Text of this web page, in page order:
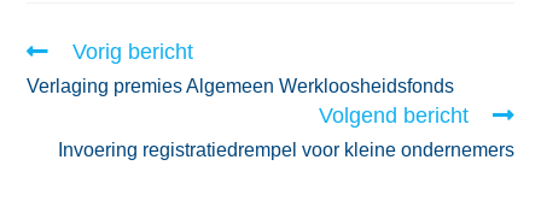
Vorig bericht
Verlaging premies Algemeen Werkloosheidsfonds
Volgend bericht
Invoering registratiedrempel voor kleine ondernemers